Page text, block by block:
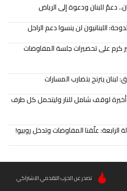
دعمٌ للبنان ودعوة إلى الرياض
اللبنانيون لن ينسوا دعم الراحل
كرم على تحضيرات جلسة المفاوضات
يترنح بتضارب المسارات
لوقف شامل للنار وليتحمل كل طرف
علّقنا المفاوضات وتدخل روبيو!
تصدر عن الحزب التقدمي الاشتراكي